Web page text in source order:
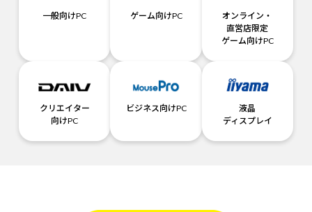
一般向けPC ゲーム向けPC
オンライン・
直営店限定
ゲーム向けPC
クリエイター
向けPC
ビジネス向けPC
液晶
ディスプレイ